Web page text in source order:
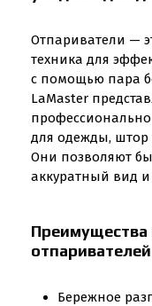
Отпариватели —
техника для
с помощью пара
LaMaster
для одежды, штор
Они позволяют
аккуратный вид и
Преимущества
отпаривателей
Бережное